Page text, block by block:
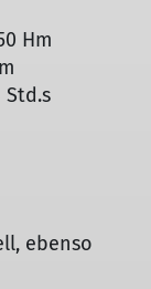
Hm
2,5 Std.s
ebenso